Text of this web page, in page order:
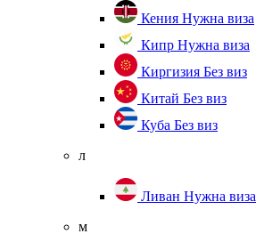
Кения Нужна виза
Кипр Нужна виза
Киргизия Без виз
Китай Без виз
Куба Без виз
л
Ливан Нужна виза
м